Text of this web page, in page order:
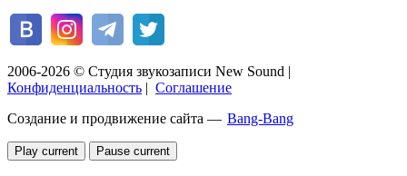
2006-2026 © Студия звукозаписи New Sound
Конфиденциальность
Соглашение
Создание и продвижение сайта — Bang-Bang
Play current Pause current